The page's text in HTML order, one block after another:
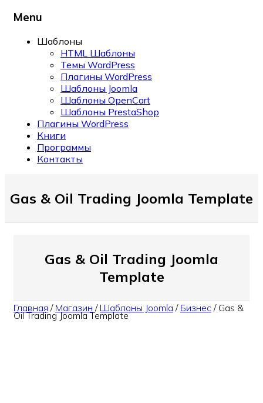
Menu
Шаблоны
HTML Шаблоны
Темы WordPress
Плагины WordPress
Шаблоны Joomla
Шаблоны OpenCart
Шаблоны PrestaShop
Плагины WordPress
Книги
Программы
Контакты
Gas & Oil Trading Joomla Template
Gas & Oil Trading Joomla
Template
Главная / Магазин / Шаблоны Joomla / Бизнес / Gas &
Oil Trading Joomla Template